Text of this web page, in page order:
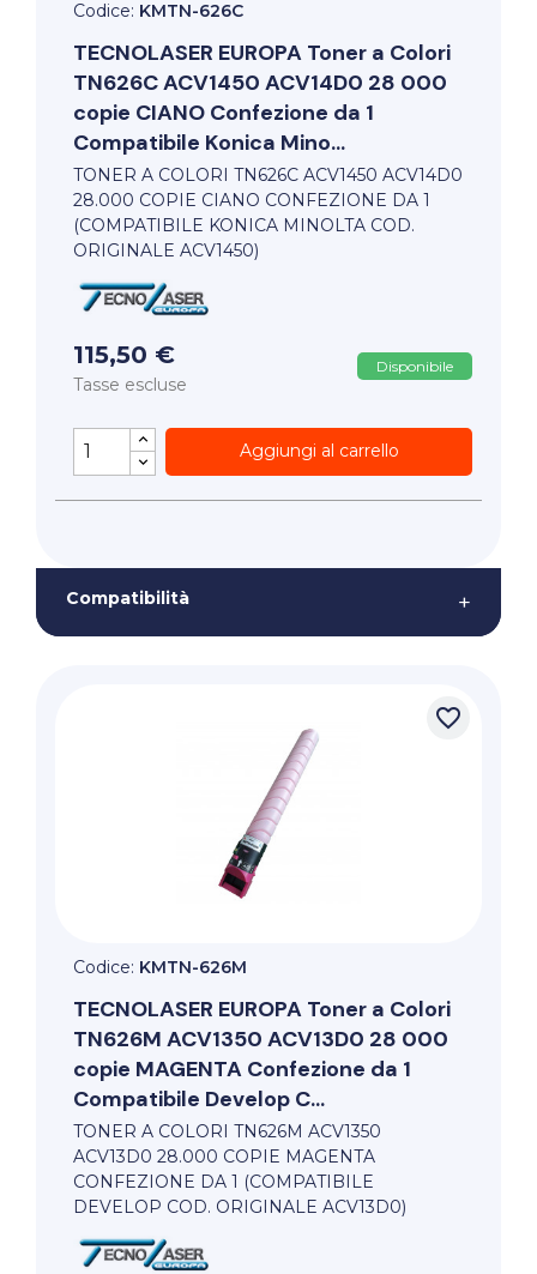
Codice: KMTN-626C
TECNOLASER EUROPA Toner a Colori
TN626C ACV1450 ACV14D0 28 000
copie CIANO Confezione da 1
Compatibile Konica Mino...
TONER A COLORI TN626C ACV1450 ACV14D0
28.000 COPIE CIANO CONFEZIONE DA 1
(COMPATIBILE KONICA MINOLTA COD.
ORIGINALE ACV1450)
115,50 €
Tasse escluse
Disponibile
Aggiungi al carrello
Compatibilità +
favorite_border
Codice: KMTN-626M
TECNOLASER EUROPA Toner a Colori
TN626M ACV1350 ACV13D0 28 000
copie MAGENTA Confezione da 1
Compatibile Develop C...
TONER A COLORI TN626M ACV1350
ACV13D0 28.000 COPIE MAGENTA
CONFEZIONE DA 1 (COMPATIBILE
DEVELOP COD. ORIGINALE ACV13D0)